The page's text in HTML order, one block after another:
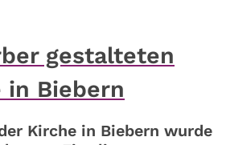
gestalteten
in Biebern
Kirche in Biebern wurde